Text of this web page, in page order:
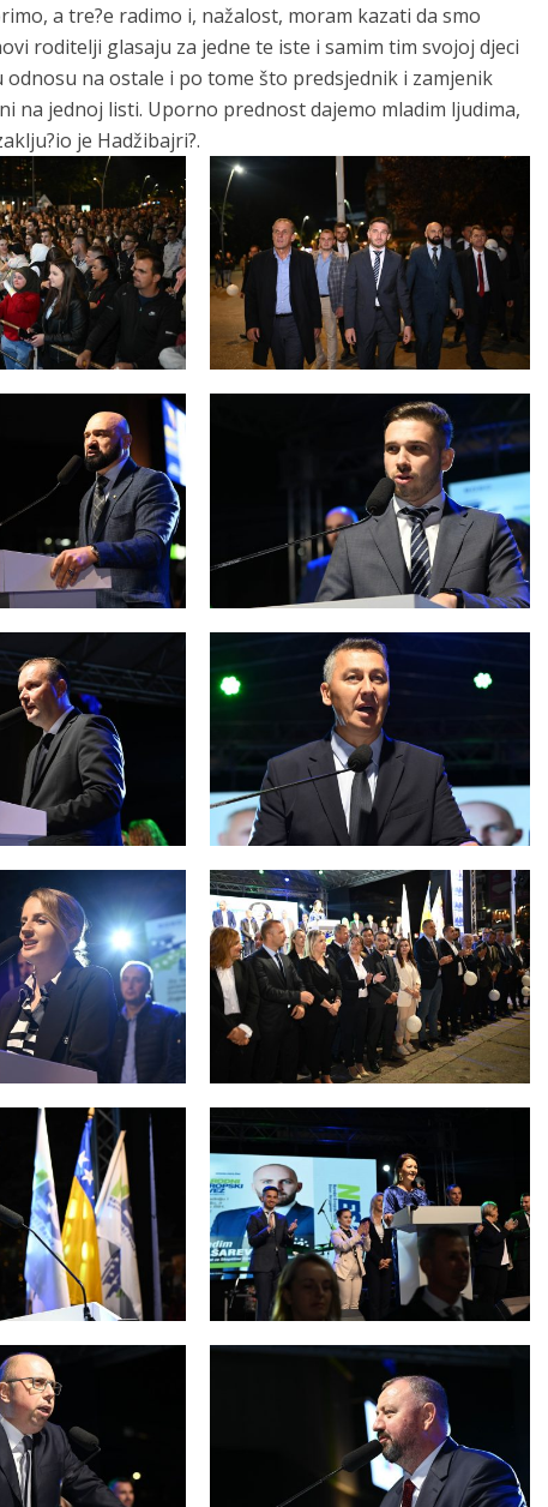
a tre?e radimo i, nažalost, moram kazati da smo
roditelji glasaju za jedne te iste i samim tim svojoj djeci
na ostale i po tome što predsjednik i zamjenik
na jednoj listi. Uporno prednost dajemo mladim ljudima,
je Hadžibajri?.